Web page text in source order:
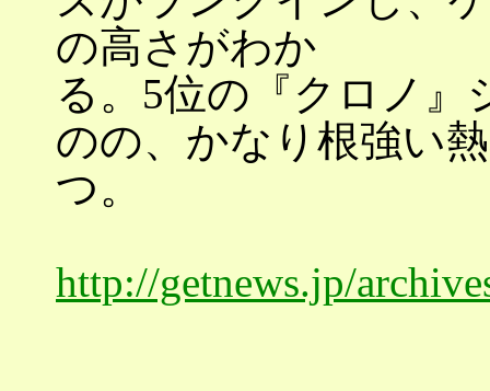
の高さがわか
る。5位の『クロノ』
のの、かなり根強い
つ。
http://getnews.jp/